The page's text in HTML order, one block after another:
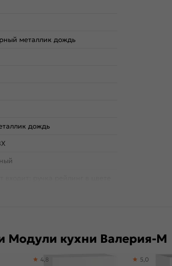
металлик дождь
дождь
Модули кухни Валерия-М
4,8 5,0